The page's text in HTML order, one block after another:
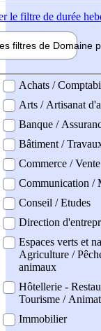
le filtre de durée
filtres de Domaine
professionel
Achats /
Arts / Artisanat
Banque /
Bâtiment /
Commerce / Vente
Communication /
Conseil / Etudes
Direction
Espaces verts et
Agriculture /
animaux
Hôtellerie -
Tourisme /
Immobilier